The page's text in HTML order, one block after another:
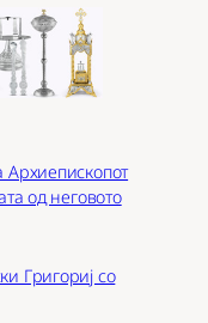
Архиепископот
од неговото
Григориј со